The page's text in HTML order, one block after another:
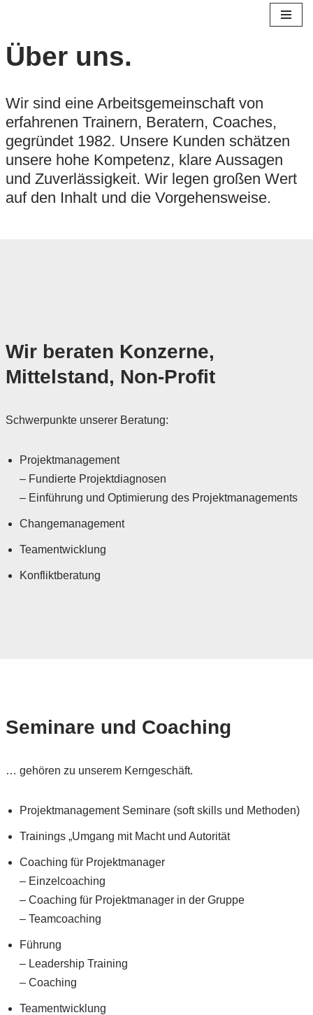
to
Über uns.
Wir sind eine Arbeitsgemeinschaft von
erfahrenen Trainern, Beratern, Coaches,
gegründet 1982. Unsere Kunden schätzen
unsere hohe Kompetenz, klare Aussagen
und Zuverlässigkeit. Wir legen großen Wert
auf den Inhalt und die Vorgehensweise.
Wir beraten Konzerne,
Mittelstand, Non-Profit
Schwerpunkte unserer Beratung:
Projektmanagement
– Fundierte Projektdiagnosen
– Einführung und Optimierung des Projektmanagements
Changemanagement
Teamentwicklung
Konfliktberatung
Seminare und Coaching
… gehören zu unserem Kerngeschäft.
Projektmanagement Seminare (soft skills und Methoden)
Trainings „Umgang mit Macht und Autorität
Coaching für Projektmanager
– Einzelcoaching
– Coaching für Projektmanager in der Gruppe
– Teamcoaching
Führung
– Leadership Training
– Coaching
Teamentwicklung